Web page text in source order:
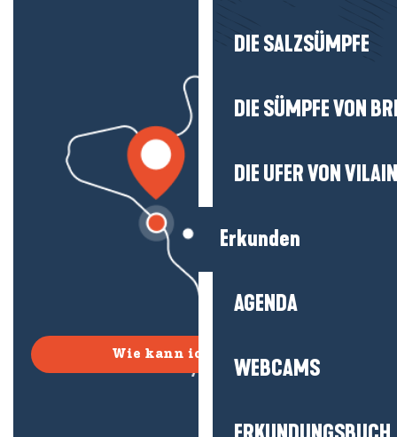
DIE SALZSÜMPFE
DIE SÜMPFE VON
DIE UFER VON
Erkunden
AGENDA
WEBCAMS
Wie kann ich kommen?